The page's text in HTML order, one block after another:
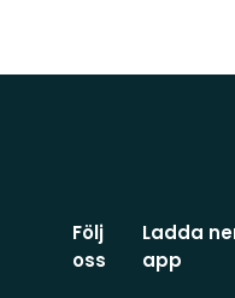
Följ
oss
Ladda
app